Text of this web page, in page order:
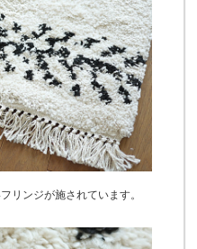
リンジが施されています。